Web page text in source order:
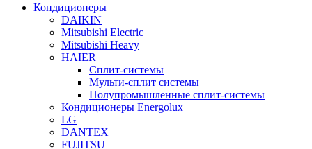
Кондиционеры
DAIKIN
Mitsubishi Electric
Mitsubishi Heavy
HAIER
Сплит-системы
Мульти-сплит системы
Полупромышленные сплит-системы
Кондиционеры Energolux
LG
DANTEX
FUJITSU